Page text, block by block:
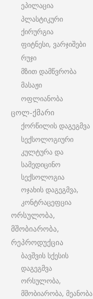
ეპილაცია
პლასტიკური
ქირურგია
ფიტნესი, ვარჯიშები
რუჯი
მზით დამწვრობა
მასაჟი
ოფლიანობა
ცოლ-ქმარი
ქორწილის დაგეგმვა
სექსოლოგიური
კულტურა და
სამედიცინო
სექსოლოგია
ოჯახის დაგეგმვა,
კონტრაცეფცია
ორსულობა,
მშობიარობა,
რეპროდუქცია
ბავშვის სქესის
დაგეგმვა
ორსულობა,
მშობიარობა, მეანობა